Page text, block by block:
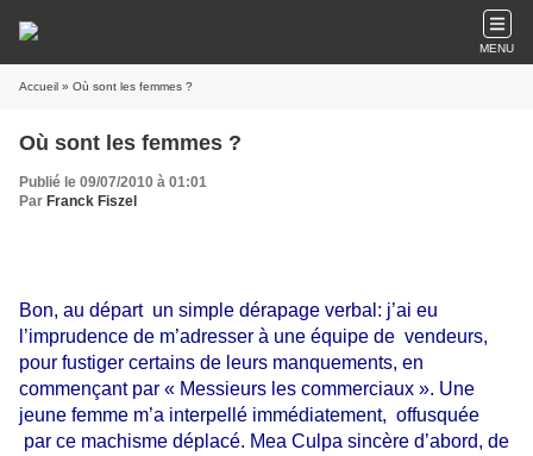
MENU
Accueil » Où sont les femmes ?
Où sont les femmes ?
Publié le 09/07/2010 à 01:01
Par Franck Fiszel
Bon, au départ un simple dérapage verbal: j’ai eu
l’imprudence de m’adresser à une équipe de vendeurs,
pour fustiger certains de leurs manquements, en
commençant par « Messieurs les commerciaux ». Une
jeune femme m’a interpellé immédiatement, offusquée
par ce machisme déplacé. Mea Culpa sincère d’abord, de